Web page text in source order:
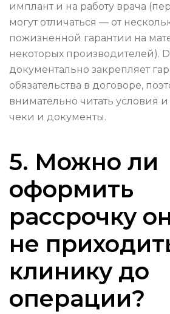
имплант и на работу врача
могут отличаться — от
пожизненной гарантии на
некоторых производителей).
документально закрепляет
обязательства в договоре,
внимательно читать условия и
чеки и документы.
5. Можно ли
оформить
рассрочку
не
клинику до
операции?